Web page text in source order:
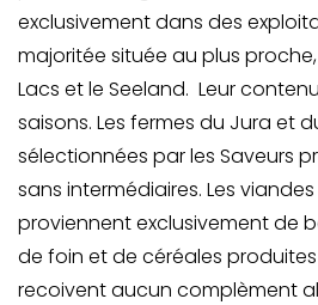
exclusivement dans des
majoritée située au plus
Lacs et le Seeland. Leur
saisons. Les fermes du Jura et
sélectionnées par les Saveurs
sans intermédiaires. Les
proviennent exclusivement de
de foin et de céréales produites
recoivent aucun complèment